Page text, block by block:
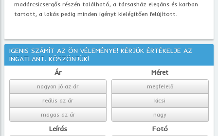
madárcsicsergős részén található, a társasház elegáns és karban
tartott, a lakás pedig minden igényt kielégítően felújított.
IGENIS SZÁMÍT AZ ÖN VÉLEMÉNYE! KÉRJÜK ÉRTÉKELJE AZ
INGATLANT. KÖSZÖNJÜK!
Ár
nagyon jó az ár
reális az ár
magas az ár
Méret
megfelelő
kicsi
nagy
Leírás Fotó